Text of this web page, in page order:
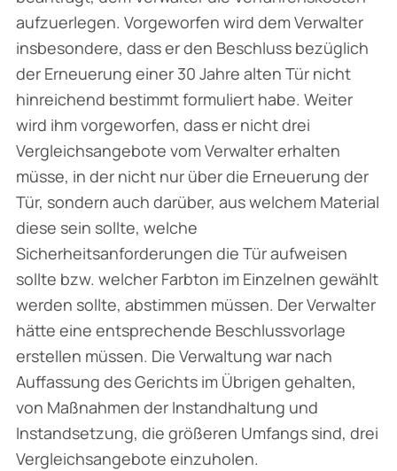
aufzuerlegen. Vorgeworfen wird dem Verwalter
insbesondere, dass er den Beschluss bezüglich
der Erneuerung einer 30 Jahre alten Tür nicht
hinreichend bestimmt formuliert habe. Weiter
wird ihm vorgeworfen, dass er nicht drei
Vergleichsangebote vom Verwalter erhalten
müsse, in der nicht nur über die Erneuerung der
Tür, sondern auch darüber, aus welchem Material
diese sein sollte, welche
Sicherheitsanforderungen die Tür aufweisen
sollte bzw. welcher Farb­ton im Einzelnen gewählt
werden sollte, abstimmen müssen. Der Verwalter
hätte eine ent­sprechende Beschlussvorlage
erstellen müssen. Die Verwaltung war nach
Auffassung des Gerichts im Übrigen gehalten,
von Maßnahmen der Instandhaltung und
Instandsetzung, die größeren Umfangs sind, drei
Vergleichsangebote einzuholen.